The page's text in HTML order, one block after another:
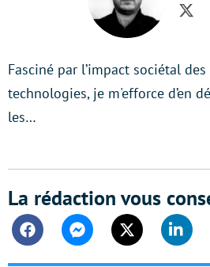
Fasciné par l’impact sociétal
technologies, je m'efforce d’en
les…
La rédaction vous
FacebookMessengerTwitter